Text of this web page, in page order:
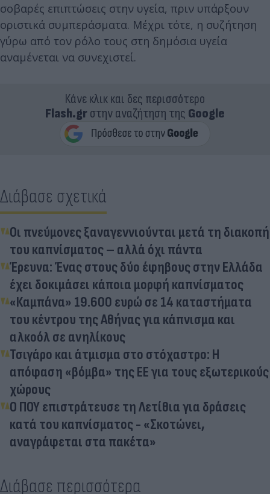
σοβαρές επιπτώσεις στην υγεία, πριν υπάρξουν
οριστικά συμπεράσματα. Μέχρι τότε, η συζήτηση
γύρω από τον ρόλο τους στη δημόσια υγεία
αναμένεται να συνεχιστεί.
Κάνε κλικ και δες περισσότερο
Flash.grστην αναζήτηση της Google
Διάβασε σχετικά
Οι πνεύμονες ξαναγεννιούνται μετά τη διακοπή
του καπνίσματος – αλλά όχι πάντα
Έρευνα: Ένας στους δύο έφηβους στην Ελλάδα
έχει δοκιμάσει κάποια μορφή καπνίσματος
«Καμπάνα» 19.600 ευρώ σε 14 καταστήματα
του κέντρου της Αθήνας για κάπνισμα και
αλκοόλ σε ανηλίκους
Τσιγάρο και άτμισμα στο στόχαστρο: Η
απόφαση «βόμβα» της ΕΕ για τους εξωτερικούς
χώρους
Ο ΠΟΥ επιστράτευσε τη Λετίθια για δράσεις
κατά του καπνίσματος - «Σκοτώνει,
αναγράφεται στα πακέτα»
Διάβασε περισσότερα